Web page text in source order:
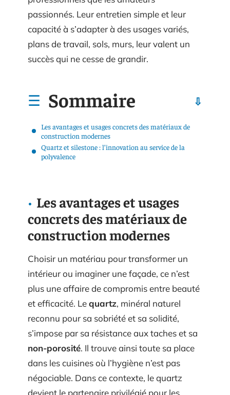
passionnés. Leur entretien simple et leur
capacité à s’adapter à des usages variés,
plans de travail, sols, murs, leur valent un
succès qui ne cesse de grandir.
Sommaire
Les avantages et usages concrets des matériaux de
construction modernes
Quartz et silestone : l’innovation au service de la
polyvalence
Les avantages et usages
concrets des matériaux de
construction modernes
Choisir un matériau pour transformer un
intérieur ou imaginer une façade, ce n’est
plus une affaire de compromis entre beauté
et efficacité. Lequartz, minéral naturel
reconnu pour sa sobriété et sa solidité,
s’impose par sa résistance aux taches et sa
non-porosité. Il trouve ainsi toute sa place
dans les cuisines où l’hygiène n’est pas
négociable. Dans ce contexte, le quartz
devient le partenaire privilégié pour les